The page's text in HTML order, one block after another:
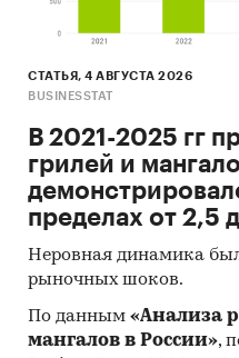
СТАТЬЯ, 4 АВГУСТА 2026
BUSINESSTAT
В 2021-2025 гг
грилей и
пределах от 2,5
Неровная динамика
рыночных шоков.
По данным «Анализа
мангалов в России»,